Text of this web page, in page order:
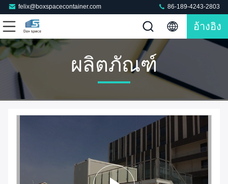
felix@boxspacecontainer.com 86-189-4243-2803
อ้างอิง
ผลิตภัณฑ์